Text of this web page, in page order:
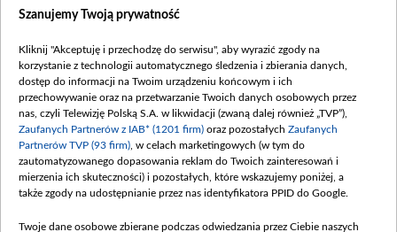
Dostępność
Procedura zgłoszeń wewnętrznych
Szanujemy Twoją prywatność
Kliknij "Akceptuję i przechodzę do serwisu", aby wyrazić zgody na
korzystanie z technologii automatycznego śledzenia i zbierania danych,
dostęp do informacji na Twoim urządzeniu końcowym i ich
przechowywanie oraz na przetwarzanie Twoich danych osobowych przez
nas, czyli Telewizję Polską S.A. w likwidacji (zwaną dalej również „TVP”),
Zaufanych Partnerów z IAB* (1201 firm) oraz pozostałych Zaufanych
Partnerów TVP (93 firm) , w celach marketingowych (w tym do
zautomatyzowanego dopasowania reklam do Twoich zainteresowań i
mierzenia ich skuteczności) i pozostałych, które wskazujemy poniżej, a
także zgody na udostępnianie przez nas identyfikatora PPID do Google.
Twoje dane osobowe zbierane podczas odwiedzania przez Ciebie naszych